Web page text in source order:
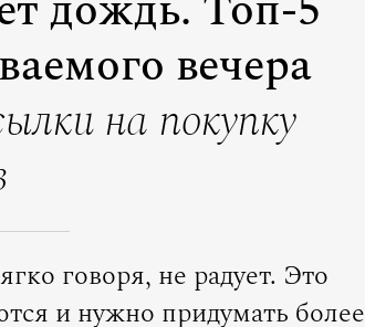
вечера
на покупку
говоря, не радует. Это
и нужно придумать более